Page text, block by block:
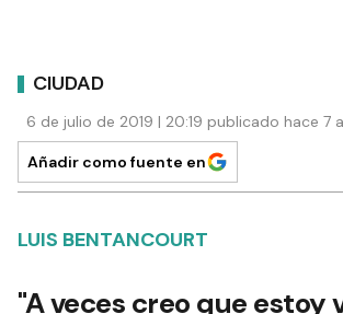
CIUDAD
6 de julio de 2019 | 20:19 publicado hace 7
Añadir como fuente en
LUIS BENTANCOURT
"A veces creo que estoy